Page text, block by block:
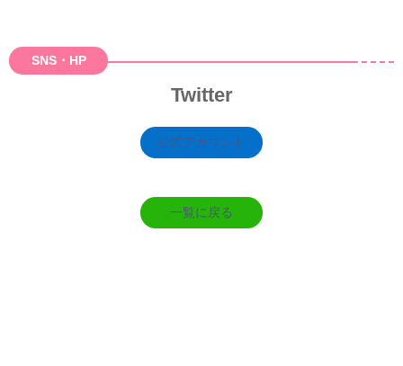
SNS・HP
Twitter
公式アカウント
一覧に戻る